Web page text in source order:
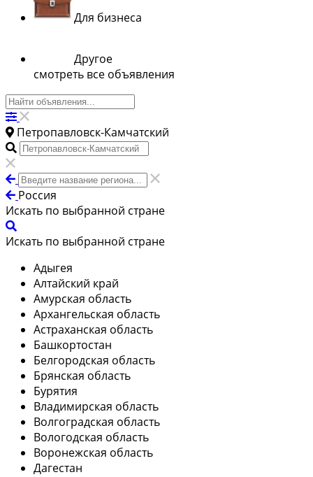
Для бизнеса
Другое
смотреть все объявления
Петропавловск-Камчатский
Россия
Искать по выбранной стране
Искать по выбранной стране
Адыгея
Алтайский край
Амурская область
Архангельская область
Астраханская область
Башкортостан
Белгородская область
Брянская область
Бурятия
Владимирская область
Волгоградская область
Вологодская область
Воронежская область
Дагестан